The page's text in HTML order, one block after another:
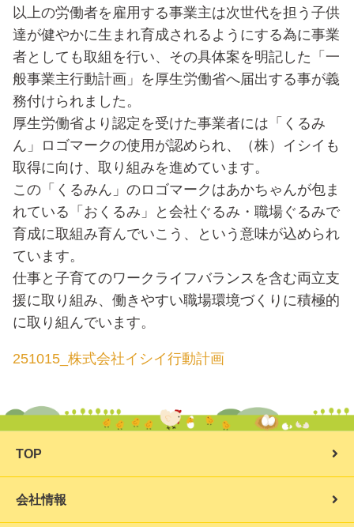
以上の労働者を雇用する事業主は次世代を担う子供
達が健やかに生まれ育成されるようにする為に事業
者としても取組を行い、その具体案を明記した「一
般事業主行動計画」を厚生労働省へ届出する事が義
務付けられました。
厚生労働省より認定を受けた事業者には「くるみ
ん」ロゴマークの使用が認められ、（株）イシイも
取得に向け、取り組みを進めています。
この「くるみん」のロゴマークはあかちゃんが包ま
れている「おくるみ」と会社ぐるみ・職場ぐるみで
育成に取組み育んでいこう、という意味が込められ
ています。
仕事と子育てのワークライフバランスを含む両立支
援に取り組み、働きやすい職場環境づくりに積極的
に取り組んでいます。
251015_株式会社イシイ行動計画
TOP
会社情報